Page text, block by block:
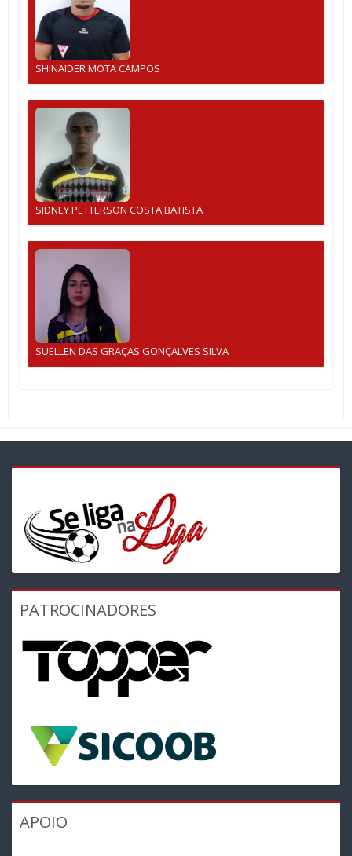
SHINAIDER MOTA CAMPOS
SIDNEY PETTERSON COSTA BATISTA
SUELLEN DAS GRAÇAS GONÇALVES SILVA
PATROCINADORES
APOIO